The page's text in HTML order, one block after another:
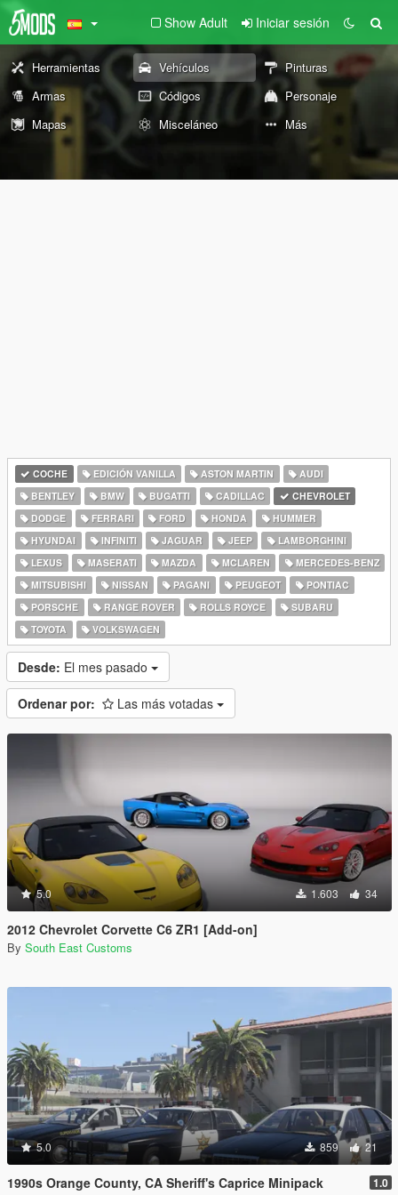
Show Adult Iniciar sesión
Herramientas Vehículos
Pinturas
Armas
Códigos
Personaje
Mapas
Misceláneo Más
COCHE EDICIÓN VANILLA ASTON MARTIN
AUDI
BENTLEY
BMW BUGATTI CADILLAC
CHEVROLET
DODGE
FERRARI FORD HONDA
HUMMER
HYUNDAI
INFINITI JAGUAR JEEP
LAMBORGHINI
LEXUS
MASERATI MAZDA MCLAREN
MERCEDES-BENZ
MITSUBISHI
NISSAN PAGANI PEUGEOT
PONTIAC
PORSCHE
RANGE ROVER ROLLS ROYCE
SUBARU
TOYOTA
VOLKSWAGEN
Desde: El mes pasado
Ordenar por: Las más votadas
5.0 1.603 34
2012 Chevrolet Corvette C6 ZR1 [Add-on]
By South East Customs
5.0 859 21
1990s Orange County, CA Sheriff's Caprice Minipack 1.0